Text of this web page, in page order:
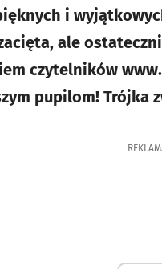
i
ale
czytelników
pupilom!